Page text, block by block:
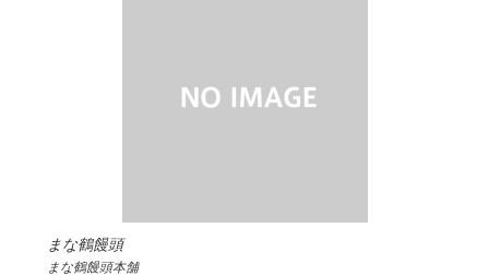
まな鶴饅頭
まな鶴饅頭本舗